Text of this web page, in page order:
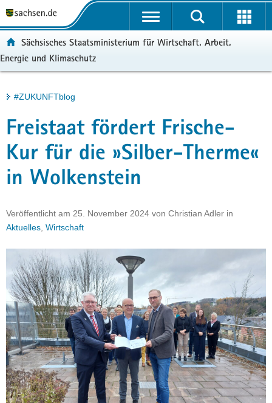
t
a
l
e
g
r
e
e
n
N
a
v
i
g
a
t
i
o
n
u
p
t
h
l
t
e
r
v
e
Portalübergreifende
Sächsisches Staatsministerium für Wirtschaft, Arbeit,
Energie und Klimaschutz
Hauptinhalt
#ZUKUNFTblog
Freistaat fördert Frische-
Kur für die »Silber-Therme«
in Wolkenstein
Veröffentlicht am 25. November 2024 von Christian Adler in
Aktuelles Wirtschaft